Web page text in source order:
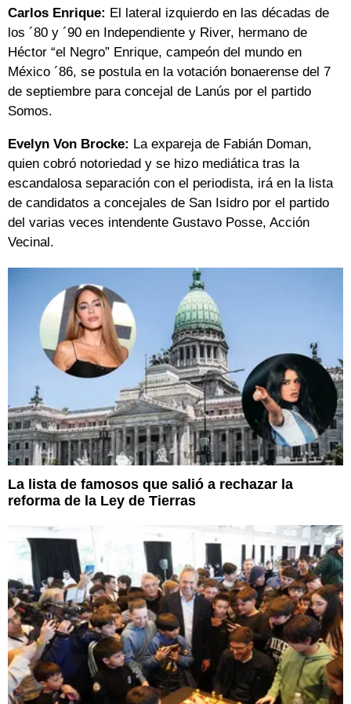
Carlos Enrique: El lateral izquierdo en las décadas de
los ´80 y ´90 en Independiente y River, hermano de
Héctor “el Negro” Enrique, campeón del mundo en
México ´86, se postula en la votación bonaerense del 7
de septiembre para concejal de Lanús por el partido
Somos.
Evelyn Von Brocke: La expareja de Fabián Doman,
quien cobró notoriedad y se hizo mediática tras la
escandalosa separación con el periodista, irá en la lista
de candidatos a concejales de San Isidro por el partido
del varias veces intendente Gustavo Posse, Acción
Vecinal.
La lista de famosos que salió a rechazar la
reforma de la Ley de Tierras